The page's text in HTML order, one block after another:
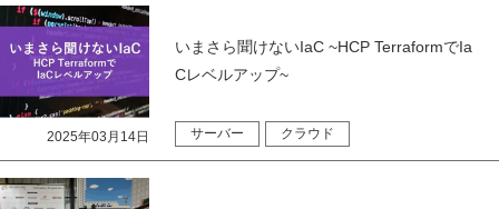
いまさら聞けないIaC ~HCP TerraformでIa
Cレベルアップ~
サーバー クラウド
2025年03月14日